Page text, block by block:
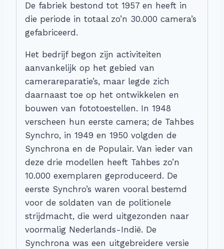
De fabriek bestond tot 1957 en heeft in
die periode in totaal zo’n 30.000 camera’s
gefabriceerd.
Het bedrijf begon zijn activiteiten
aanvankelijk op het gebied van
camerareparatie’s, maar legde zich
daarnaast toe op het ontwikkelen en
bouwen van fototoestellen. In 1948
verscheen hun eerste camera; de Tahbes
Synchro, in 1949 en 1950 volgden de
Synchrona en de Populair. Van ieder van
deze drie modellen heeft Tahbes zo’n
10.000 exemplaren geproduceerd. De
eerste Synchro’s waren vooral bestemd
voor de soldaten van de politionele
strijdmacht, die werd uitgezonden naar
voormalig Nederlands-Indië. De
Synchrona was een uitgebreidere versie